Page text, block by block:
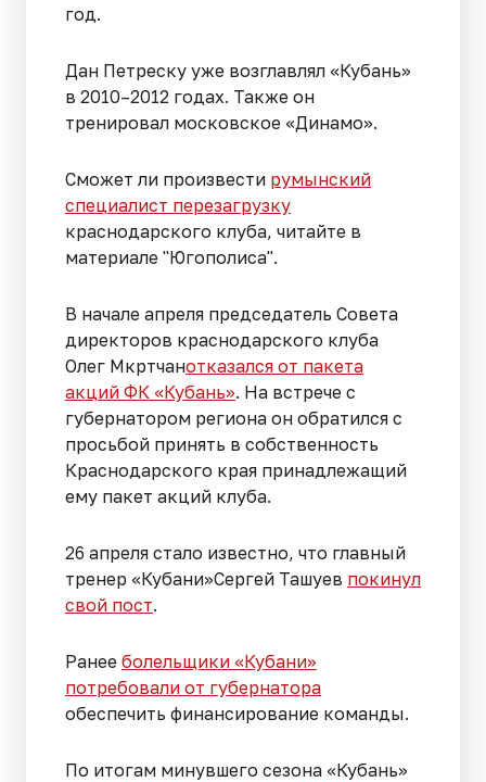
год.
Дан Петреску уже возглавлял «Кубань»
в 2010–2012 годах. Также он
тренировал московское «Динамо».
Сможет ли произвести румынский
специалист перезагрузку
краснодарского клуба, читайте в
материале "Югополиса".
В начале апреля председатель Совета
директоров краснодарского клуба
Олег Мкртчанотказался от пакета
акций ФК «Кубань». На встрече с
губернатором региона он обратился с
просьбой принять в собственность
Краснодарского края принадлежащий
ему пакет акций клуба.
26 апреля стало известно, что главный
тренер «Кубани»Сергей Ташуев покинул
свой пост.
Ранее болельщики «Кубани»
потребовали от губернатора
обеспечить финансирование команды.
По итогам минувшего сезона «Кубань»